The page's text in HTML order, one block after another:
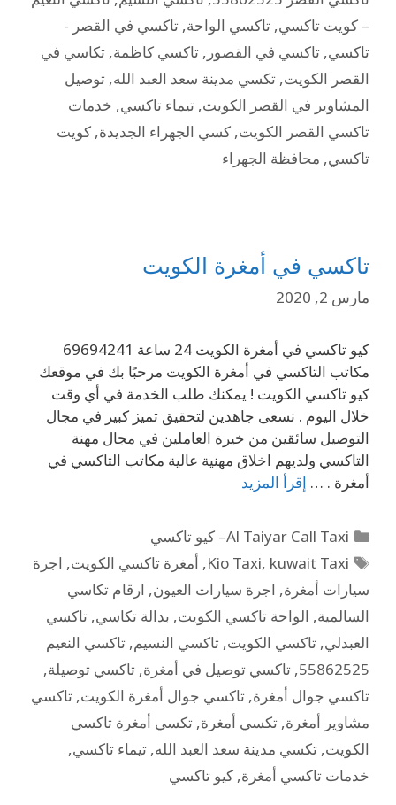
– كويت تاكسي, تاكسي الواحة, تاكسي في القصر -
تاكسي, تاكسي في القصور , تاكسي كاظمة, تكاسي في
القصر الكويت, تكسي مدينة سعد العبد الله, توصيل
المشاوير في القصر الكويت, تيماء تاكسي, خدمات
تاكسي القصر الكويت, كسي الجهراء الجديدة, كويت
تاكسي, محافظة الجهراء
تاكسي في أمغرة الكويت
مارس 2, 2020
كيو تاكسي في أمغرة الكويت 24 ساعة 69694241
مكاتب التاكسي في أمغرة الكويت مرحبًا بك في موقعك
كيو تاكسي الكويت ! يمكنك طلب الخدمة في أي وقت
خلال اليوم . نسعى جاهدين لتحقيق تميز كبير في مجال
التوصيل سائقين من خيرة العاملين في مجال مهنة
التاكسي ولديهم اخلاق مهنية عالية مكاتب التاكسي في
أمغرة . … إقرأ المزيد
Al Taiyar Call Taxi– كيو تاكسي
Kio Taxi, kuwait Taxi
, أمغرة تاكسي الكويت, اجرة
سيارات أمغرة, اجرة سيارات العيون, ارقام تكاسي
السالمية, الواحة تاكسي الكويت, بدالة تكاسي, تاكسي
العبدلي, تاكسي الكويت, تاكسي النسيم, تاكسي النعيم
55862525
, تاكسي توصيل في أمغرة, تاكسي توصيلة,
تاكسي جوال أمغرة, تاكسي جوال أمغرة الكويت, تاكسي
مشاوير أمغرة, تكسي أمغرة, تكسي أمغرة تاكسي
الكويت, تكسي مدينة سعد العبد الله, تيماء تاكسي,
خدمات تاكسي أمغرة, كيو تاكسي